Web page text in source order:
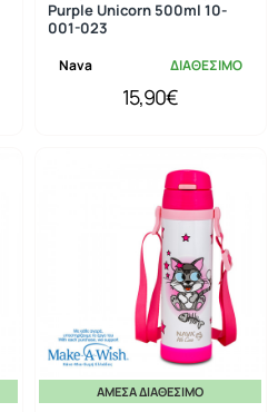
Nava ΔΙΑΘΕΣΙΜΟ
Purple Unicorn 500ml 10-
001-023
15,90€
ΆΜΕΣΑ ΔΙΑΘΈΣΙΜΟ